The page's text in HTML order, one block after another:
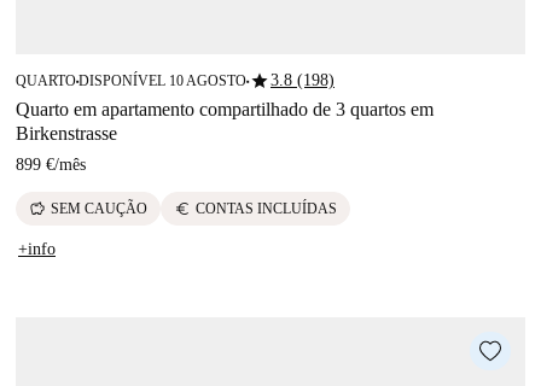
QUARTO■DISPONÍVEL 10 AGOSTO■star3.8 (198)
Quarto em apartamento compartilhado de 3 quartos em
Birkenstrasse
899 €/mês
savings SEM CAUÇÃO euro CONTAS INCLUÍDAS
+info